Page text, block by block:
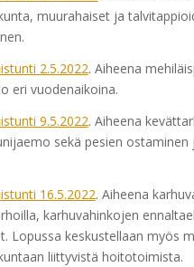
muurahaiset ja
2.5.2022. Aiheena
eri vuodenaikoina.
9.5.2022. Aiheena
sekä pesien
16.5.2022. Aiheena
karhuvahinkojen
Lopussa keskustellaan myös
liittyvistä hoitotoimista.